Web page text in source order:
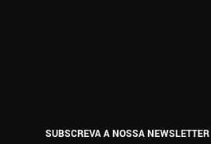
SUBSCREVA A NOSSA NEWSLETTER